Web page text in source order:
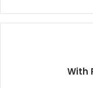
With